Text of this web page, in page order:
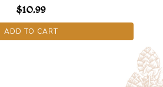
$10.99
ADD TO CART